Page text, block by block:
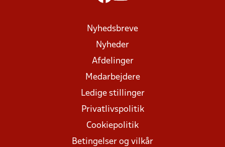
Nyhedsbreve
Nyheder
Afdelinger
Medarbejdere
Ledige stillinger
Privatlivspolitik
Cookiepolitik
Betingelser og vilkår